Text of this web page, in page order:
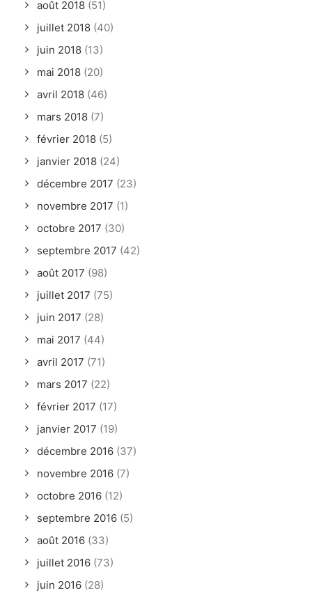
août 2018 (51)
juillet 2018 (40)
juin 2018 (13)
mai 2018 (20)
avril 2018 (46)
mars 2018 (7)
février 2018 (5)
janvier 2018 (24)
décembre 2017 (23)
novembre 2017 (1)
octobre 2017 (30)
septembre 2017 (42)
août 2017 (98)
juillet 2017 (75)
juin 2017 (28)
mai 2017 (44)
avril 2017 (71)
mars 2017 (22)
février 2017 (17)
janvier 2017 (19)
décembre 2016 (37)
novembre 2016 (7)
octobre 2016 (12)
septembre 2016 (5)
août 2016 (33)
juillet 2016 (73)
juin 2016 (28)